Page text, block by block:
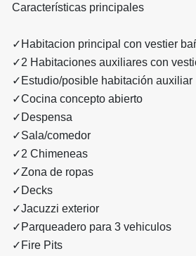
Características principales
✓Habitacion principal con vestier
✓2 Habitaciones auxiliares con
✓Estudio/posible habitación auxiliar
✓Cocina concepto abierto
✓Despensa
✓Sala/comedor
✓2 Chimeneas
✓Zona de ropas
✓Decks
✓Jacuzzi exterior
✓Parqueadero para 3 vehiculos
✓Fire Pits